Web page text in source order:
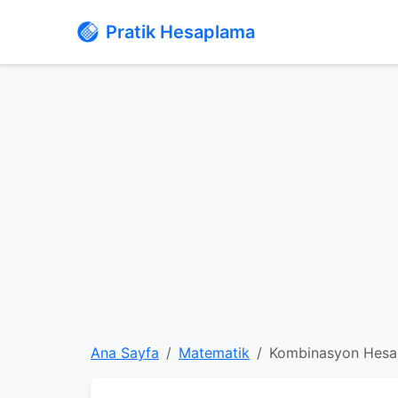
Pratik Hesaplama
Ana Sayfa Matematik Kombinasyon